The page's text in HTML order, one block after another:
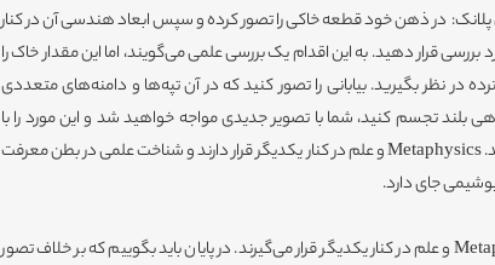
در ذهن خود قطعه خاکی را تصور کرده و سپس ابعاد هندسی آن در کنار
بررسی قرار دهید. به این اقدام یک بررسی علمی می‌گویند، اما این مقدار خاک را
در نظر بگیرید. بیابانی را تصور کنید که در آن تپه‌ها و دامنه‌های متعددی
بلند تجسم کنید، شما با تصویر جدیدی مواجه خواهید شد و این مورد را با
بینش متافیزیکی شبیه می‌دانند. Metaphysics و علم در کنار یکدیگر قرار دارند و شناخت علمی در بطن معرفت
جای دارد.
جمع‌بندی: به طور کلی Metaphysics و علم در کنار یکدیگر قرار می‌گیرند. در پایان باید بگوییم که بر خلاف تصور